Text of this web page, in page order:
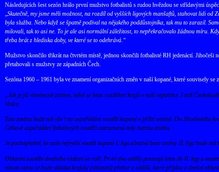
Následujících šest sezón hrálo první mužstvo fotbalistů s rudou hvězdou se střídavými
Skutečně, my jsme měli možnost, na rozdíl od vyšších ligových manšaftů, stahovat lidi
byla služba. Nebo když se špatně podíval na nějakého poddůstojníka, tak mu to zarazil.
milovali, tak to asi ne. To je ale asi normální záležitost, to nepřekračovalo žádnou míru.
třeba brát z hlediska doby, ve které se to odehrává.“
Mužstvo skončilo třikrát na čtvrtém místě, jednou skončili fotbalisté RH jedenáctí. Jihočeši
přetahovali s mužstvy ze západních Čech.
Sezóna 1960 – 1961 byla ve znamení organizačních změn v naší kopané, které souvisely
„Jak je již všeobecně známo, mění se letos rozdělení krajů v naší republice. I náš
Votice.
Tato změna bude mít vliv i na uspořádání soutěží kopané v příští sezóně. Do Jihočeského
Celkové uspořádání fotbalových soutěží zaznamená tedy nutnou změnu.
Je pochopitelné, že naše nejvyšší soutěž kopané I. liga zůstává beze změny. II. liga bude
Oblastní soutěže dnešního složení se ruší. První dva oddíly postoupí letos do II. ligy a
tohoto stavu se bude skládat krajský (oblastní) přebor z oddílů, které přijdou z dnešní